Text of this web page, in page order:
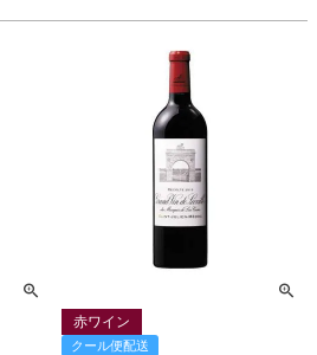
赤ワイン
クール便配送